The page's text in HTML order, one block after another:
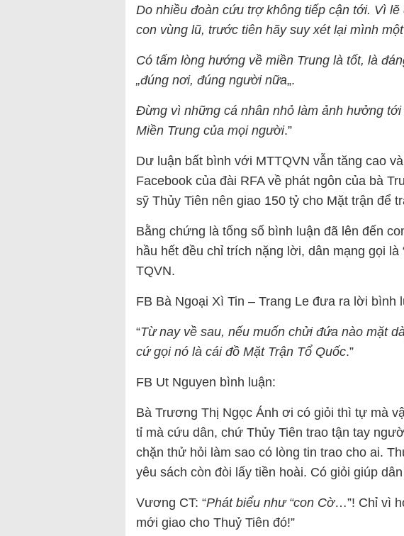
Do nhiều đoàn cứu trợ không tiếp cận tới. Vì
con vùng lũ, trước tiên hãy suy xét lại mình
Có tấm lòng hướng về miền Trung là tốt, là
„đúng nơi, đúng người nữa„.
Đừng vì những cá nhân nhỏ làm ảnh hưởng
Miền Trung của mọi người.”
Dư luận bất bình với MTTQVN vẫn tăng cao
Facebook của đài RFA về phát ngôn của bà
sỹ Thủy Tiên nên giao 150 tỷ cho Mặt trận để
Bằng chứng là tổng số bình luận đã lên đến
hầu hết đều chỉ trích nặng lời, dân mạng gọi là
TQVN.
FB Bà Ngoại Xì Tin – Trang Le đưa ra lời bình
“Từ nay về sau, nếu muốn chửi đứa nào mặt
cứ gọi nó là cái đồ Mặt Trận Tổ Quốc.”
FB Ut Nguyen bình luận:
Bà Trương Thị Ngọc Ánh ơi có giỏi thì tự mà
tỉ mà cứu dân, chứ Thủy Tiên trao tận tay
chặn thử hỏi làm sao có lòng tin trao cho ai.
yêu sách còn đòi lấy tiền hoài. Có giỏi giúp
Vương CT: “Phát biểu như “con Cờ…”! Chỉ vì
mới giao cho Thuỷ Tiên đó!”